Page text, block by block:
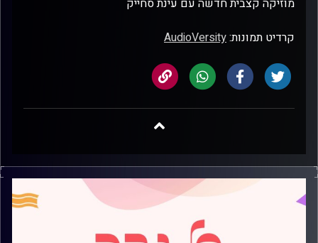
מוזיקה קצבית חדשה עם עינת סחייק
קרדיט תמונות:AudioVersity